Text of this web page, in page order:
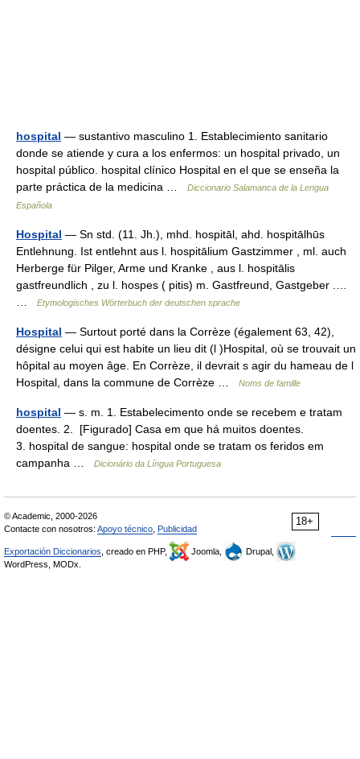
hospital — sustantivo masculino 1. Establecimiento sanitario
donde se atiende y cura a los enfermos: un hospital privado, un
hospital público. hospital clínico Hospital en el que se enseña la
parte práctica de la medicina …
Diccionario Salamanca de la Lengua
Española
Hospital — Sn std. (11. Jh.), mhd. hospitāl, ahd. hospitālhūs
Entlehnung. Ist entlehnt aus l. hospitālium Gastzimmer , ml. auch
Herberge für Pilger, Arme und Kranke , aus l. hospitālis
gastfreundlich , zu l. hospes ( pitis) m. Gastfreund, Gastgeber .…
Etymologisches Wörterbuch der deutschen sprache
Hospital — Surtout porté dans la Corrèze (également 63, 42),
désigne celui qui est habite un lieu dit (l )Hospital, où se trouvait un
hôpital au moyen âge. En Corrèze, il devrait s agir du hameau de l
Hospital, dans la commune de Corrèze …
Noms de famille
hospital — s. m. 1. Estabelecimento onde se recebem e tratam
doentes. 2. [Figurado] Casa em que há muitos doentes.
3. hospital de sangue: hospital onde se tratam os feridos em
campanha …
Dicionário da Língua Portuguesa
18+
© Academic, 2000-2026
Contacte con nosotros: Apoyo técnico Publicidad
Exportación Diccionarios , creado en PHP, Joomla,
Drupal,
WordPress, MODx.